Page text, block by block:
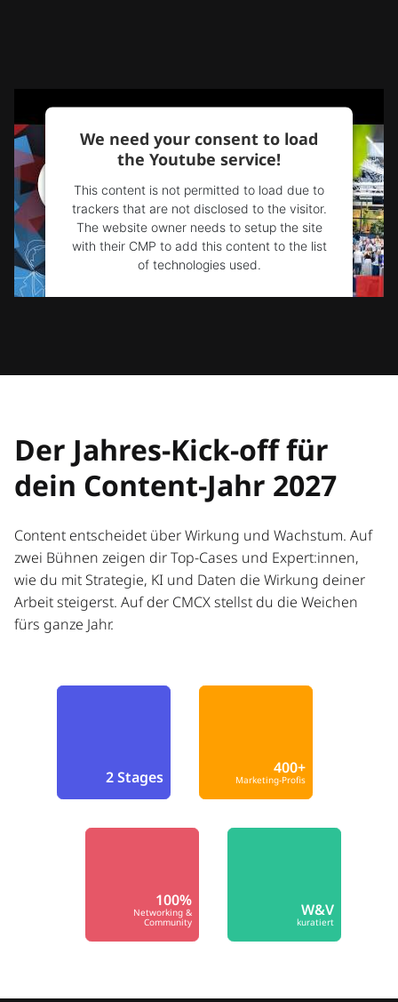
We need your consent to load
the Youtube service!
This content is not permitted to load due to
trackers that are not disclosed to the visitor.
The website owner needs to setup the site
with their CMP to add this content to the list
of technologies used.
Powered byUsercentrics Consent
Der Jahres-Kick-off für
dein Content-Jahr 2027
Content entscheidet über Wirkung und Wachstum. Auf
zwei Bühnen zeigen dir Top-Cases und Expert:innen,
wie du mit Strategie, KI und Daten die Wirkung deiner
Arbeit steigerst. Auf der CMCX stellst du die Weichen
fürs ganze Jahr.
2 Stages 400+
Marketing-Profis
100%
Networking &
Community
W&V
kuratiert